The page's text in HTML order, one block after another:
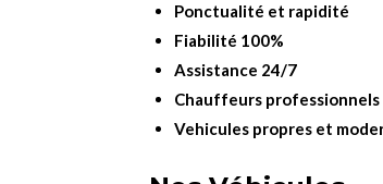
Ponctualité et rapidité
Fiabilité 100%
Assistance 24/7
Chauffeurs
Vehicules propres et